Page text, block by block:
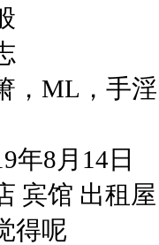
一般
标志
箫，ML
0
年8月
店 宾馆
觉得呢